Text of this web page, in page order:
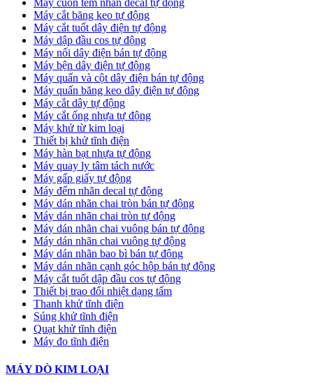
Máy cuốn tem nhãn decal tự động
Máy cắt băng keo tự động
Máy cắt tuốt dây điện tự động
Máy dập đầu cos tự động
Máy nối dây điện bán tự động
Máy bện dây điện tự động
Máy quấn và cột dây điện bán tự động
Máy quấn băng keo dây điện tự động
Máy cắt dây tự động
Máy cắt ống nhựa tự động
Máy khử từ kim loại
Thiết bị khử tĩnh điện
Máy hàn bạt nhựa tự động
Máy quay ly tâm tách nước
Máy gấp giấy tự động
Máy đếm nhãn decal tự động
Máy dán nhãn chai tròn bán tự động
Máy dán nhãn chai tròn tự động
Máy dán nhãn chai vuông bán tự động
Máy dán nhãn chai vuông tự động
Máy dán nhãn bao bì bán tự động
Máy dán nhãn cạnh góc hộp bán tự động
Máy cắt tuốt dập đầu cos tự động
Thiết bị trao đổi nhiệt dạng tấm
Thanh khử tĩnh điện
Súng khử tĩnh điện
Quạt khử tĩnh điện
Máy đo tĩnh điện
MÁY DÒ KIM LOẠI